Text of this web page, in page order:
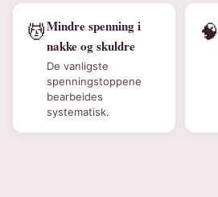
💆Mindre spenning i
nakke og skuldre
De vanligste
spenningstoppene
bearbeides
systematisk.
🧠